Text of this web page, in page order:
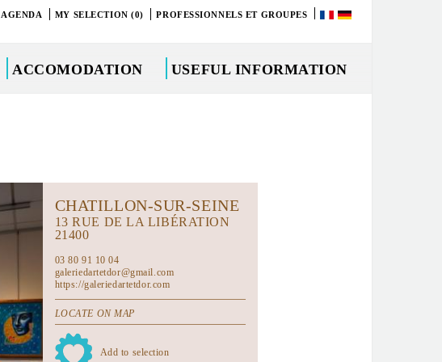
AGENDA MY SELECTION (0) PROFESSIONNELS ET GROUPES
ACCOMODATION USEFUL INFORMATION
CHATILLON-SUR-SEINE
13 RUE DE LA LIBÉRATION
21400
03 80 91 10 04
galeriedartetdor@gmail.com
https://galeriedartetdor.com
LOCATE ON MAP
Add to selection